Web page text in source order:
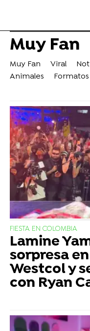
Muy Fan
Muy Fan Viral
Animales
Formatos
FIESTA EN COLOMBIA
Lamine
sorpresa
Westcol y
con Ryan